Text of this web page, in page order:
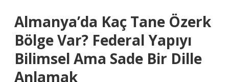
Almanya’da Kaç Tane Özerk
Bölge Var? Federal Yapıyı
Bilimsel Ama Sade Bir Dille
Anlamak